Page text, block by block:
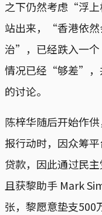
之下仍然考虑“浮
站出来，“香港依然
治”，已经跌入一
情况已经“够差”，
的讨论。
陈梓华随后开始作
报行动时，因众筹
贷款，因此通过民
且获黎助手 Mark
张，黎愿意垫支500